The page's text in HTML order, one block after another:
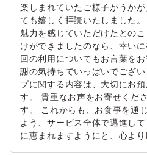
楽しまれていたご様子がうか
ても嬉しく拝読いたしました
魅力を感じていただけたとの
けができましたのなら、幸い
回の利用についてもお言葉を
謝の気持ちでいっぱいでござ
プに関する内容は、大切にお
す。 貴重なお声をお寄せくだ
す。 これからも、お食事を通
よう、サービス全体で邁進し
に恵まれますようにと、心より